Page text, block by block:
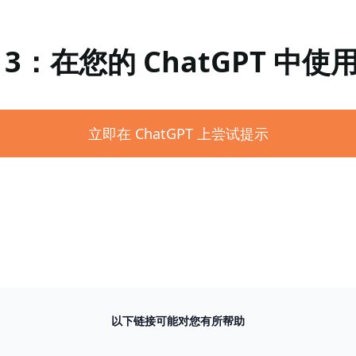
：在您的 ChatGPT 中使
立即在 ChatGPT 上尝试提示
以下链接可能对您有所帮助